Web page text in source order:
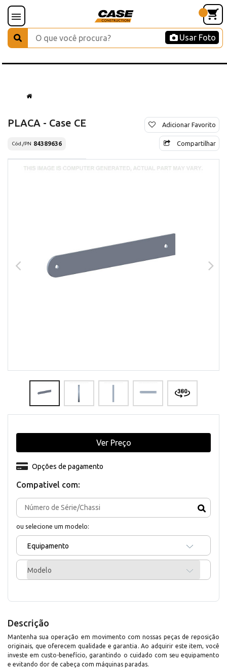
Usar Foto
PLACA - Case CE
Cód./PN 84389636
Adicionar Favorito
Compartilhar
Compativel com:
ou selecione um modelo:
Equipamento
Modelo
Opções de pagamento
Ver Preço
Descrição
Mantenha sua operação em movimento com nossas peças de reposição
originais, que oferecem qualidade e garantia. Ao adquirir este item, você
investe em custo-benefício, garantindo o cuidado com seu equipamento
e evitando dor de cabeça com máquinas paradas.